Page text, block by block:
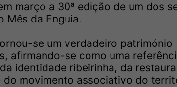
março a 30ª edição de um dos
Mês da Enguia.
se um verdadeiro património
afirmando-se como uma
identidade ribeirinha, da
movimento associativo do